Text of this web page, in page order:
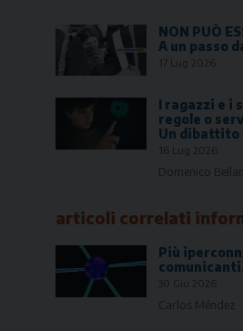
NON PUÒ
A un passo
17 Lug 2026
I ragazzi e i
regole o
Un dibattito
16 Lug 2026
Domenico
articoli correlati
Più
30 Giu 2026
Carlos Méndez